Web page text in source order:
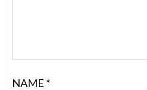
NAME *